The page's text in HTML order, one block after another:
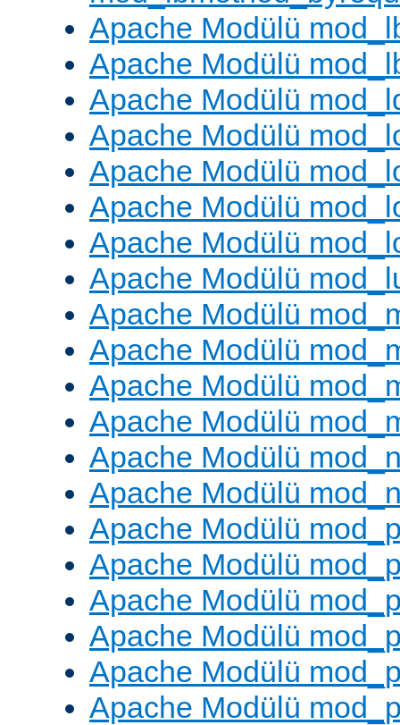
Apache Modülü
Apache Modülü
Apache Modülü
Apache Modülü
Apache Modülü
Apache Modülü
Apache Modülü
Apache Modülü
Apache Modülü
Apache Modülü
Apache Modülü
Apache Modülü
Apache Modülü
Apache Modülü
Apache Modülü
Apache Modülü
Apache Modülü
Apache Modülü
Apache Modülü
Apache Modülü